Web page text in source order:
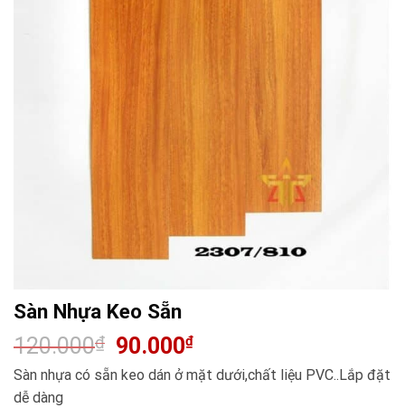
Sàn Nhựa Keo Sẵn
120.000₫
Giá
gốc
là:
120.000₫.
90.000₫Giá
hiện
tại
là:
Sàn nhựa có sẵn keo dán ở mặt dưới,chất liệu PVC..Lắp đặt
dễ dàng